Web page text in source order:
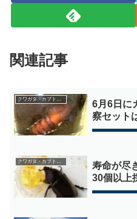
関連記事
クワガタ・カブトムシの採集
6月6日に
察セット
寿命が尽
30個以上